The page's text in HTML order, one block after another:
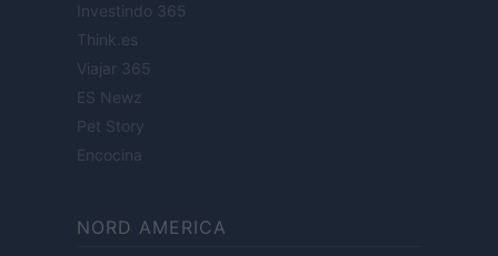
Investindo 365
Think.es
Viajar 365
ES Newz
Pet Story
Encocina
NORD AMERICA